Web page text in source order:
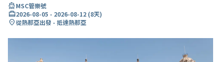
directions_boatMSC管樂號
card_travel2026-08-05 - 2026-08-12 (8天)
location_on從熱那亞出發 - 抵達熱那亞